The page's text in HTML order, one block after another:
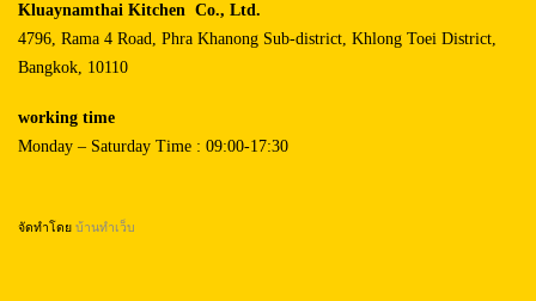
Kluaynamthai Kitchen Co., Ltd.
4796, Rama 4 Road, Phra Khanong Sub-district, Khlong Toei District,
Bangkok, 10110
working time
Monday – Saturday Time : 09:00-17:30
จัดทำโดย บ้านทำเว็บ